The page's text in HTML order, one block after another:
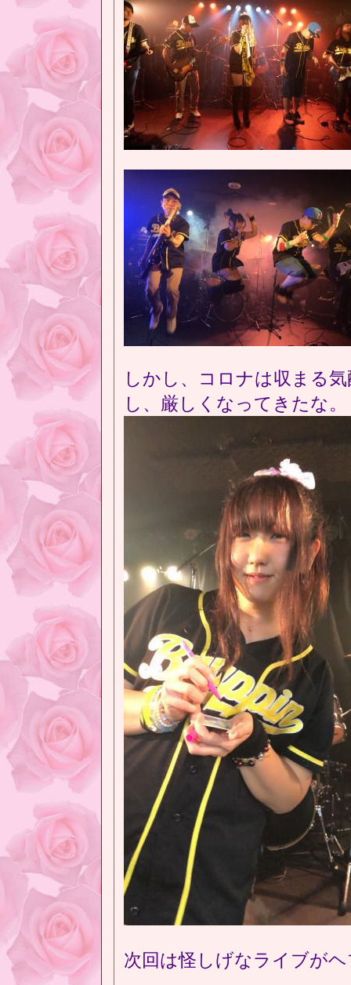
しかし、コロナは収まる
し、厳しくなってきたな。
次回は怪しげなライブが